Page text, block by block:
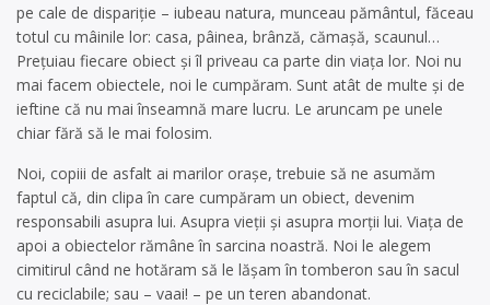
pe cale de dispariție – iubeau natura, munceau pământul, făceau
totul cu mâinile lor: casa, pâinea, brânză, cămașă, scaunul…
Prețuiau fiecare obiect și îl priveau ca parte din viața lor. Noi nu
mai facem obiectele, noi le cumpăram. Sunt atât de multe și de
ieftine că nu mai înseamnă mare lucru. Le aruncam pe unele
chiar fără să le mai folosim.
Noi, copiii de asfalt ai marilor orașe, trebuie să ne asumăm
faptul că, din clipa în care cumpăram un obiect, devenim
responsabili asupra lui. Asupra vieții și asupra morții lui. Viața de
apoi a obiectelor rămâne în sarcina noastră. Noi le alegem
cimitirul când ne hotăram să le lășam în tomberon sau în sacul
cu reciclabile; sau – vaai! – pe un teren abandonat.